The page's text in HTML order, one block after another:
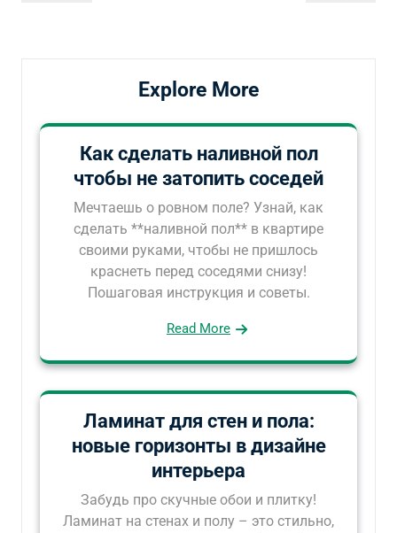
Explore More
Как сделать наливной пол
чтобы не затопить соседей
Мечтаешь о ровном поле? Узнай, как
сделать **наливной пол** в квартире
своими руками, чтобы не пришлось
краснеть перед соседями снизу!
Пошаговая инструкция и советы.
Read More
Ламинат для стен и пола:
новые горизонты в дизайне
интерьера
Забудь про скучные обои и плитку!
Ламинат на стенах и полу – это стильно,